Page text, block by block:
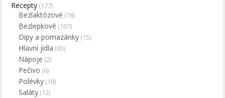
Recepty (177)
Bezlaktózové (78)
Bezlepkové (107)
Dipy a pomazánky (15)
Hlavní jídla (65)
Nápoje (2)
Pečivo (6)
Polévky (18)
Saláty (12)